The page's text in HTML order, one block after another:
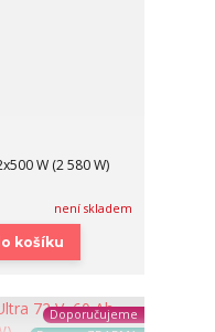
W (2 580 W)
není skladem
košíku
Doporučujeme